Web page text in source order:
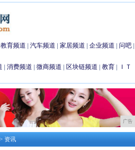
教育频道 | 汽车频道 | 家居频道 | 企业频道 | 问吧 |
| 消费频道 | 微商频道 | 区块链频道 | 教育 |
ＩＴ
广告
资讯